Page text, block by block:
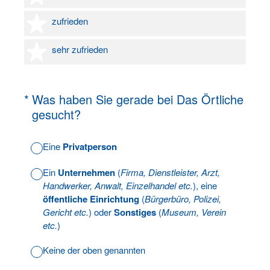
zufrieden
4 Sterne
sehr zufrieden
5 Sterne
* Was haben Sie gerade bei Das Örtliche
gesucht?
(Erforderlich.)
Eine Privatperson
Ein Unternehmen (Firma, Dienstleister, Arzt,
Handwerker, Anwalt, Einzelhandel etc.), eine
öffentliche Einrichtung (Bürgerbüro, Polizei,
Gericht etc.) oderSonstiges (Museum, Verein
etc.)
Keine der oben genannten